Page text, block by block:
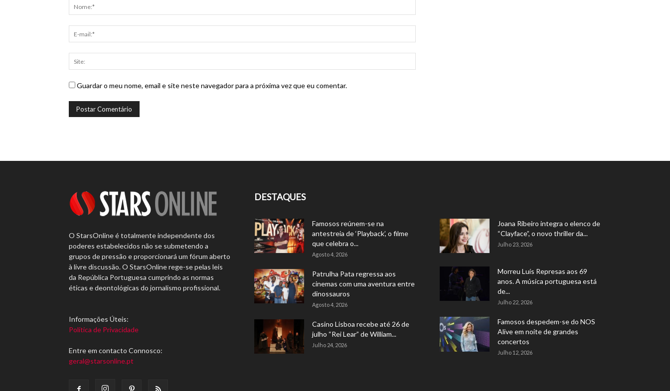
Guardar o meu nome, email e site neste navegador para a próxima vez que eu comentar.
O StarsOnline é totalmente independente dos
poderes estabelecidos não se submetendo a
grupos de pressão e proporcionará um fórum aberto
à livre discussão. O StarsOnline rege-se pelas leis
da República Portuguesa cumprindo as normas
éticas e deontológicas do jornalismo profissional.
Informações Úteis:
Política de Privacidade
Entre em contacto Connosco:
geral@starsonline.pt
DESTAQUES
Famosos reúnem-se na
antestreia de ‘Playback’, o filme
que celebra o...
Agosto 4, 2026
Patrulha Pata regressa aos
cinemas com uma aventura entre
dinossauros
Agosto 4, 2026
Casino Lisboa recebe até 26 de
julho “Rei Lear” de William...
Julho 24, 2026
Joana Ribeiro integra o elenco de
“Clayface”, o novo thriller da...
Julho 23, 2026
Morreu Luís Represas aos 69
anos. A música portuguesa está
de...
Julho 22, 2026
Famosos despedem-se do NOS
Alive em noite de grandes
concertos
Julho 12, 2026